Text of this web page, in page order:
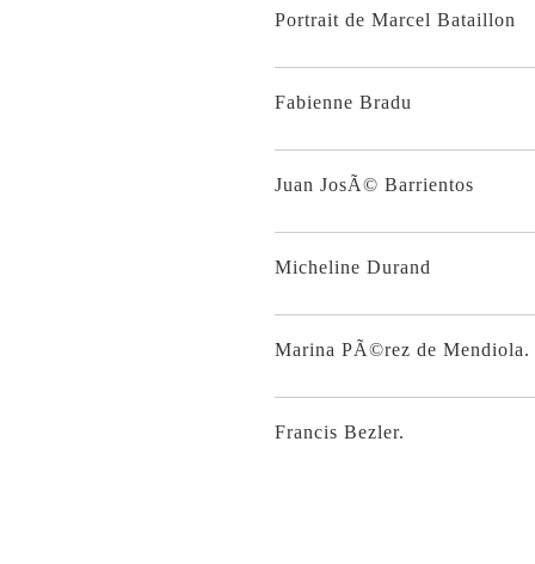
Portrait de Marcel Bataillon
Fabienne Bradu
Juan JosÃ© Barrientos
Micheline Durand
Marina PÃ©rez de Mendiola.
Francis Bezler.